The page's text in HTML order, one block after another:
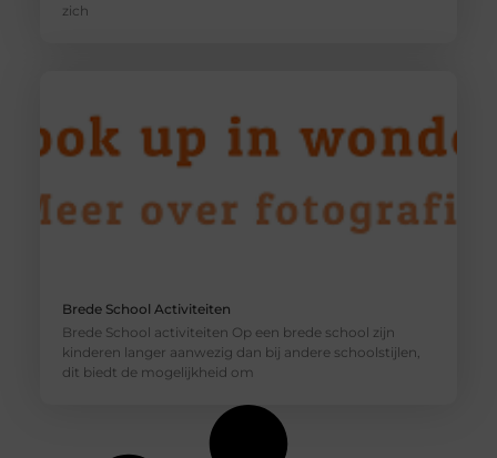
zich
Brede School Activiteiten
Brede School activiteiten Op een brede school zijn
kinderen langer aanwezig dan bij andere schoolstijlen,
dit biedt de mogelijkheid om